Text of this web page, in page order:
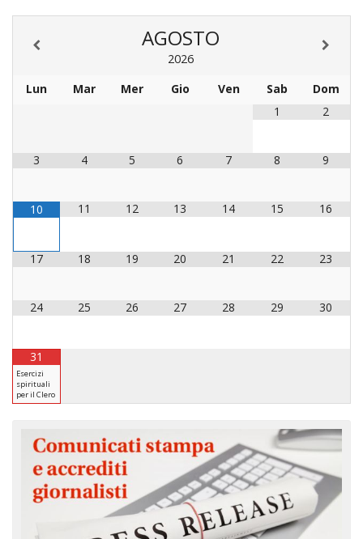
AGOSTO
2026
Lun
Mar Mer Gio Ven Sab
Dom
1
2
3 4 5 6 7 8 9
10 11 12 13 14 15 16
17 18 19 20 21 22 23
24 25 26 27 28 29 30
31
Esercizi
spirituali
per il Clero